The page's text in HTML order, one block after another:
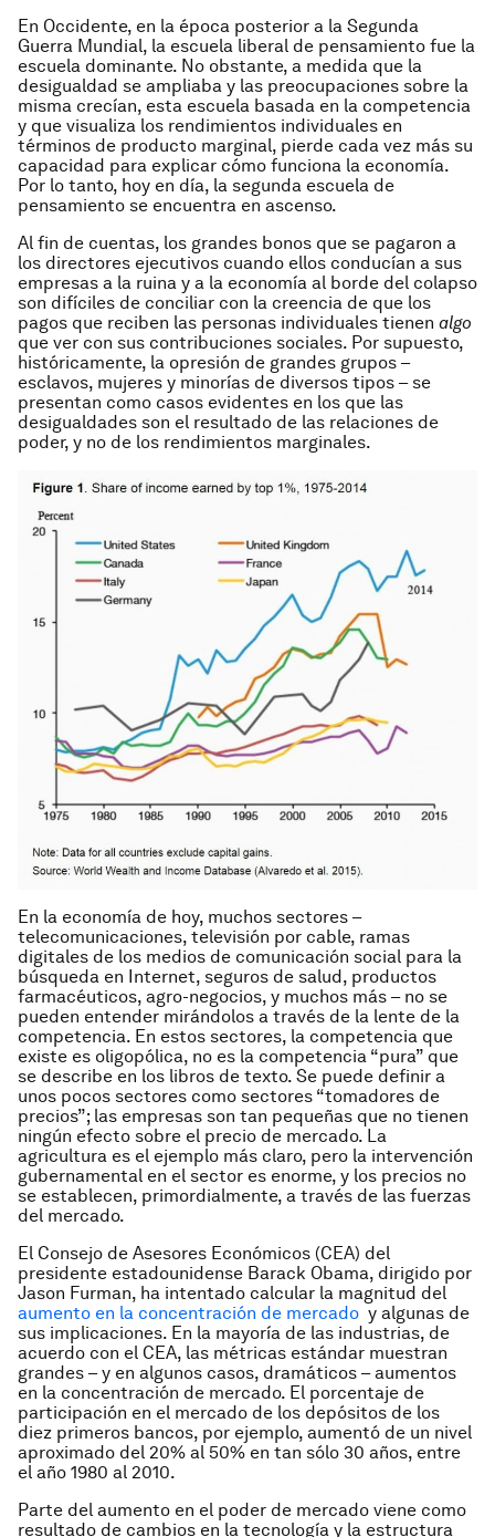
En Occidente, en la época posterior a la Segunda
Guerra Mundial, la escuela liberal de pensamiento fue la
escuela dominante. No obstante, a medida que la
desigualdad se ampliaba y las preocupaciones sobre la
misma crecían, esta escuela basada en la competencia
y que visualiza los rendimientos individuales en
términos de producto marginal, pierde cada vez más su
capacidad para explicar cómo funciona la economía.
Por lo tanto, hoy en día, la segunda escuela de
pensamiento se encuentra en ascenso.
Al fin de cuentas, los grandes bonos que se pagaron a
los directores ejecutivos cuando ellos conducían a sus
empresas a la ruina y a la economía al borde del colapso
son difíciles de conciliar con la creencia de que los
pagos que reciben las personas individuales tienen algo
que ver con sus contribuciones sociales. Por supuesto,
históricamente, la opresión de grandes grupos –
esclavos, mujeres y minorías de diversos tipos – se
presentan como casos evidentes en los que las
desigualdades son el resultado de las relaciones de
poder, y no de los rendimientos marginales.
En la economía de hoy, muchos sectores –
telecomunicaciones, televisión por cable, ramas
digitales de los medios de comunicación social para la
búsqueda en Internet, seguros de salud, productos
farmacéuticos, agro-negocios, y muchos más – no se
pueden entender mirándolos a través de la lente de la
competencia. En estos sectores, la competencia que
existe es oligopólica, no es la competencia “pura” que
se describe en los libros de texto. Se puede definir a
unos pocos sectores como sectores “tomadores de
precios”; las empresas son tan pequeñas que no tienen
ningún efecto sobre el precio de mercado. La
agricultura es el ejemplo más claro, pero la intervención
gubernamental en el sector es enorme, y los precios no
se establecen, primordialmente, a través de las fuerzas
del mercado.
El Consejo de Asesores Económicos (CEA) del
presidente estadounidense Barack Obama, dirigido por
Jason Furman, ha intentado calcular la magnitud del
aumento en la concentración de mercado y algunas de
sus implicaciones. En la mayoría de las industrias, de
acuerdo con el CEA, las métricas estándar muestran
grandes – y en algunos casos, dramáticos – aumentos
en la concentración de mercado. El porcentaje de
participación en el mercado de los depósitos de los
diez primeros bancos, por ejemplo, aumentó de un nivel
aproximado del 20% al 50% en tan sólo 30 años, entre
el año 1980 al 2010.
Parte del aumento en el poder de mercado viene como
resultado de cambios en la tecnología y la estructura